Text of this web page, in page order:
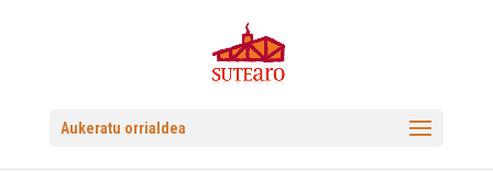
Aukeratu orrialdea